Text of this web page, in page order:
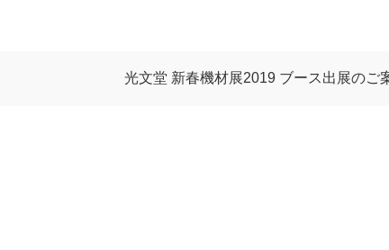
光文堂 新春機材展2019 ブース出展のご